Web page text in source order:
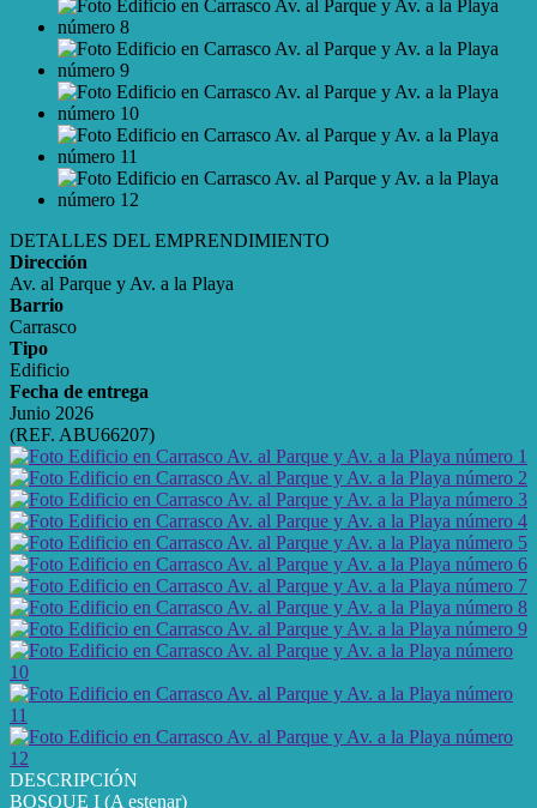
DETALLES DEL EMPRENDIMIENTO
Dirección
Av. al Parque y Av. a la Playa
Barrio
Carrasco
Tipo
Edificio
Fecha de entrega
Junio 2026
(REF. ABU66207)
DESCRIPCIÓN
BOSQUE I (A estenar)